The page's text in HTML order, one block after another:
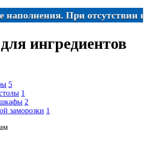
При отсутствии
ингредиентов
5
1
2
заморозки 1